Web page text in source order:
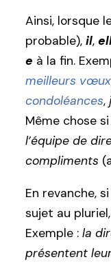
Ainsi, lorsque
probable), il,
e à la fin.
meilleurs vœux
condoléances,
Même chose
l’équipe de
compliments
En revanche,
sujet au
Exemple : la
présentent